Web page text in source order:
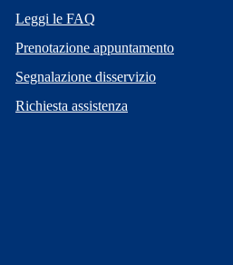
Leggi le FAQ
Prenotazione appuntamento
Segnalazione disservizio
Richiesta assistenza